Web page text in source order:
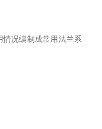
况编制成常用法兰系